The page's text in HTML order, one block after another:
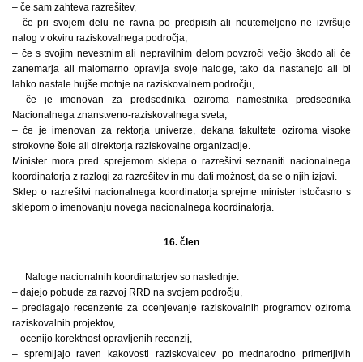
– če sam zahteva razrešitev,
– če pri svojem delu ne ravna po predpisih ali neutemeljeno ne izvršuje
nalog v okviru raziskovalnega področja,
– če s svojim nevestnim ali nepravilnim delom povzroči večjo škodo ali če
zanemarja ali malomarno opravlja svoje naloge, tako da nastanejo ali bi
lahko nastale hujše motnje na raziskovalnem področju,
– če je imenovan za predsednika oziroma namestnika predsednika
Nacionalnega znanstveno-raziskovalnega sveta,
– če je imenovan za rektorja univerze, dekana fakultete oziroma visoke
strokovne šole ali direktorja raziskovalne organizacije.
Minister mora pred sprejemom sklepa o razrešitvi seznaniti nacionalnega
koordinatorja z razlogi za razrešitev in mu dati možnost, da se o njih izjavi.
Sklep o razrešitvi nacionalnega koordinatorja sprejme minister istočasno s
sklepom o imenovanju novega nacionalnega koordinatorja.
16. člen
Naloge nacionalnih koordinatorjev so naslednje:
– dajejo pobude za razvoj RRD na svojem področju,
– predlagajo recenzente za ocenjevanje raziskovalnih programov oziroma
raziskovalnih projektov,
– ocenijo korektnost opravljenih recenzij,
– spremljajo raven kakovosti raziskovalcev po mednarodno primerljivih